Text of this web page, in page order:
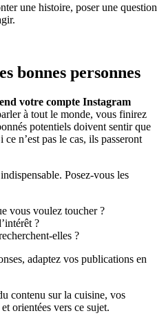
une histoire, poser une question
bonnes personnes
votre compte Instagram
à tout le monde, vous finirez
potentiels doivent sentir que
n’est pas le cas, ils passeront
Posez-vous les
vous voulez toucher ?
?
elles ?
adaptez vos publications en
contenu sur la cuisine, vos
orientées vers ce sujet.